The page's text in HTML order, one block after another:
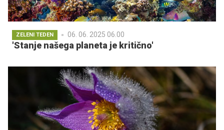
ZELENI TEDEN 06. 06. 2025 06.00
'Stanje našega planeta je kritično'